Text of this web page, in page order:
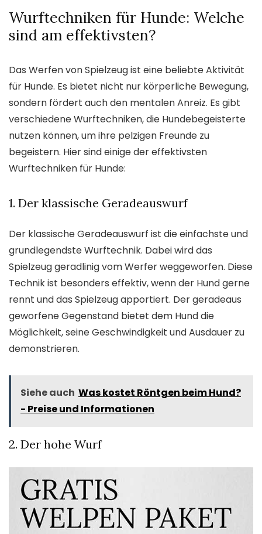
Wurftechniken für Hunde: Welche
sind am effektivsten?
Das Werfen von Spielzeug ist eine beliebte Aktivität
für Hunde. Es bietet nicht nur körperliche Bewegung,
sondern fördert auch den mentalen Anreiz. Es gibt
verschiedene Wurftechniken, die Hundebegeisterte
nutzen können, um ihre pelzigen Freunde zu
begeistern. Hier sind einige der effektivsten
Wurftechniken für Hunde:
1. Der klassische Geradeauswurf
Der klassische Geradeauswurf ist die einfachste und
grundlegendste Wurftechnik. Dabei wird das
Spielzeug geradlinig vom Werfer weggeworfen. Diese
Technik ist besonders effektiv, wenn der Hund gerne
rennt und das Spielzeug apportiert. Der geradeaus
geworfene Gegenstand bietet dem Hund die
Möglichkeit, seine Geschwindigkeit und Ausdauer zu
demonstrieren.
Siehe auch Was kostet Röntgen beim Hund?
- Preise und Informationen
2. Der hohe Wurf